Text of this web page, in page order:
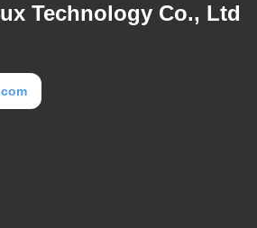
Technology Co., Ltd